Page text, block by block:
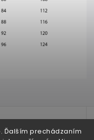
Ďalším prechádzaním